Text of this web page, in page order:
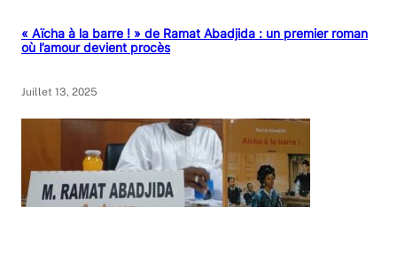
« Aïcha à la barre ! » de Ramat Abadjida : un premier roman
où l’amour devient procès
Juillet 13, 2025